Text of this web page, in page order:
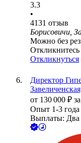
3.3
•
4131 отзыв
Борисовичи,
Можно без
Откликнуться
Директор
от 130 000 ₽
Опыт 1-3 года
Выплаты: Два